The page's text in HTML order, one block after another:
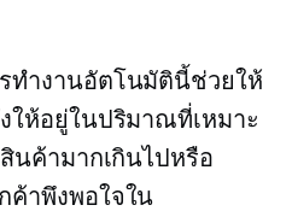
ทำงานอัตโนมัตินี้ช่วยให้
ให้อยู่ในปริมาณที่เหมาะ
นค้ามากเกินไปหรือ
ค้าพึงพอใจใน